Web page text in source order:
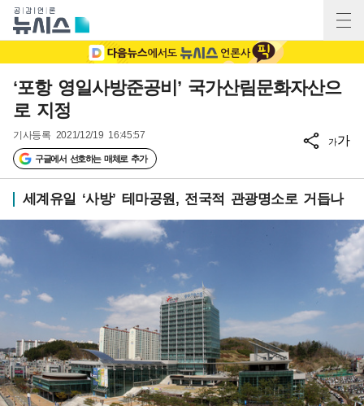
‘포항 영일사방준공비’ 국가산림문화자산으
로 지정
기사등록 2021/12/19 16:45:57
구글에서 선호하는 매체로 추가
가가
세계유일 ‘사방’ 테마공원, 전국적 관광명소로 거듭나